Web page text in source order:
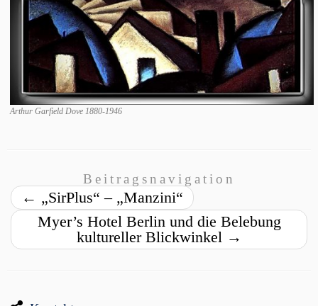
Arthur Garfield Dove 1880-1946
Beitragsnavigation
← „SirPlus“ – „Manzini“
Myer’s Hotel Berlin und die Belebung
kultureller Blickwinkel →